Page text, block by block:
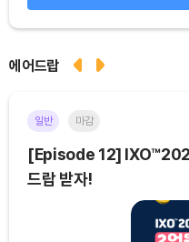
에어드랍
일반 마감
[Episode 12]
드랍 받자!